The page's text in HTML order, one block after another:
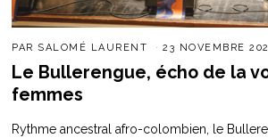
PAR SALOMÉ LAURENT 23 NOVEMBRE
Le Bullerengue, écho de la
femmes
Rythme ancestral afro-colombien, le